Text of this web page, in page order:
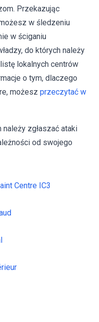
Przekazując
w śledzeniu
w ściganiu
do których należy
lokalnych centrów
o tym, dlaczego
możesz przeczytać w
należy zgłaszać ataki
od swojego
Centre IC3